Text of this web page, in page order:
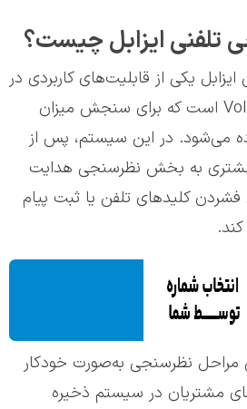
تلفنی ایزابل چیست؟
یکی از قابلیت‌های کاربردی در
مراکز تماس مبتنی بر VoIP است که برای سنجش میزان
می‌شود. در این سیستم، پس از
مشتری به بخش نظرسنجی هدایت
کلیدهای تلفن یا ثبت پیام
مراحل نظرسنجی به‌صورت خودکار
مشتریان در سیستم ذخیره